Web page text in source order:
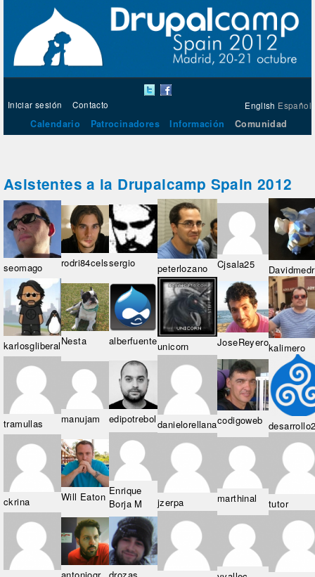
English Español
Iniciar sesión Contacto
Calendario Patrocinadores Información Comunidad
Asistentes a la Drupalcamp Spain 2012
seomago rodri84celssergio peterlozano Cjsala25
karlosgliberalNesta alberfuenteunicorn JoseReyerokalimero
tramullas manujam edipotreboldanielorellanacodigoweb
ckrina Will Eaton Enrique
Borja M
jzerpa marthinal tutor